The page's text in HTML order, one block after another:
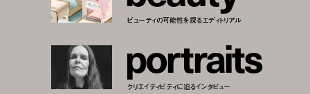
ビューティの可能性を探るエディトリアル
portraits
クリエイティビティに迫るインタビュー